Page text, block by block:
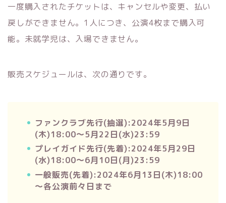
一度購入されたチケットは、キャンセルや変更、払い
戻しができません。1人につき、公演4枚まで購入可
能。未就学児は、入場できません。
販売スケジュールは、次の通りです。
ファンクラブ先行(抽選):2024年5月9日
(木)18:00～5月22日(水)23:59
プレイガイド先行(先着):2024年5月29日
(水)18:00～6月10日(月)23:59
一般販売(先着):2024年6月13日(木)18:00
～各公演前々日まで